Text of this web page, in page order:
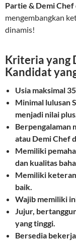
Partie & Demi Chef
mengembangkan
dinamis!
Kriteria yang
Kandidat
Usia maksimal
Minimal lulusan
menjadi nilai
Berpengalaman
atau Demi Chef
Memiliki
dan kualitas
Memiliki
baik.
Wajib memiliki
Jujur,
yang tinggi.
Bersedia